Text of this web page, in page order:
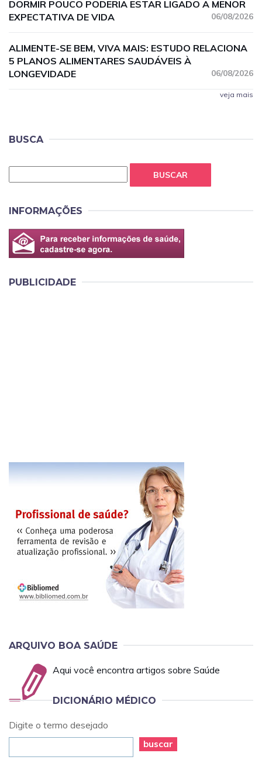
DORMIR POUCO PODERIA ESTAR LIGADO A MENOR
EXPECTATIVA DE VIDA
06/08/2026
ALIMENTE-SE BEM, VIVA MAIS: ESTUDO RELACIONA
5 PLANOS ALIMENTARES SAUDÁVEIS À
LONGEVIDADE
06/08/2026
veja mais
BUSCA
BUSCAR
INFORMAÇÕES
PUBLICIDADE
ARQUIVO BOA SAÚDE
Aqui você encontra artigos sobre Saúde
DICIONÁRIO MÉDICO
Digite o termo desejado
buscar